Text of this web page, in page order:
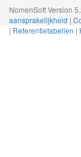
NomenSoft Version
aansprakelijkheid |
| Referentietabellen |